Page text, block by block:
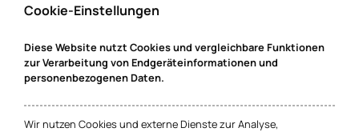
Mandanteninformationen
Datenschutz
Impressum
Cookie-Einstellungen
Cookie-Einstellungen
Diese Website nutzt Cookies und vergleichbare Funktionen
zur Verarbeitung von Endgeräteinformationen und
personenbezogenen Daten.
Wir nutzen Cookies und externe Dienste zur Analyse,